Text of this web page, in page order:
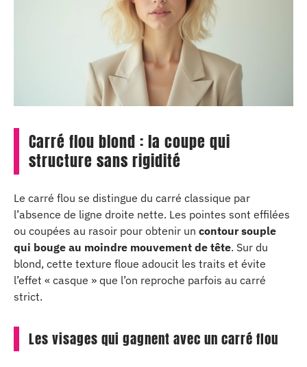
Carré flou blond : la coupe qui
structure sans rigidité
Le carré flou se distingue du carré classique par
l’absence de ligne droite nette. Les pointes sont effilées
ou coupées au rasoir pour obtenir un contour souple
qui bouge au moindre mouvement de tête. Sur du
blond, cette texture floue adoucit les traits et évite
l’effet « casque » que l’on reproche parfois au carré
strict.
Les visages qui gagnent avec un carré flou